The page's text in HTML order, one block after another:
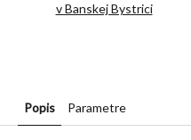
v Banskej Bystrici
Popis Parametre